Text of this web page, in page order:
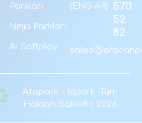
Parkları
Ninja Parkları
Ai Softplay
(ENG-AR)
570
52
82
Atapark – Iqpark -Tüm
Hakları Saklıdır. 2026